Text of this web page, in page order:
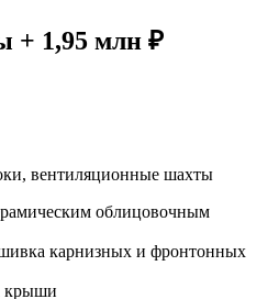
+ 1,95 млн ₽
вентиляционные шахты
облицовочным
карнизных и фронтонных
крыши